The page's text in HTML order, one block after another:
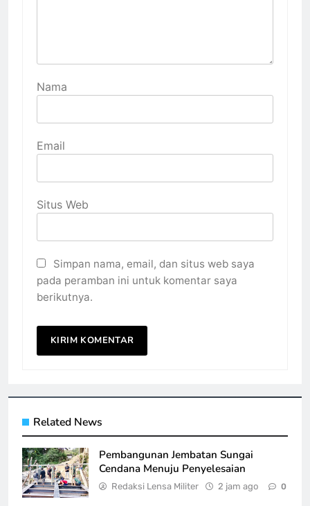
Nama
Email
Situs Web
Simpan nama, email, dan situs web saya
pada peramban ini untuk komentar saya
berikutnya.
Related News
Pembangunan Jembatan Sungai
Cendana Menuju Penyelesaian
Redaksi Lensa Militer 2 jam ago 0